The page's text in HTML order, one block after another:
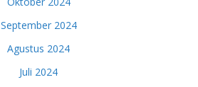
September 2024
Agustus 2024
Juli 2024